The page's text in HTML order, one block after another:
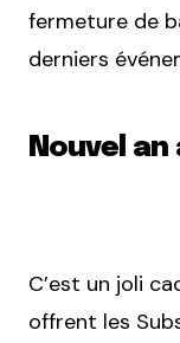
fermeture de
derniers
Nouvel
C’est un joli
offrent les